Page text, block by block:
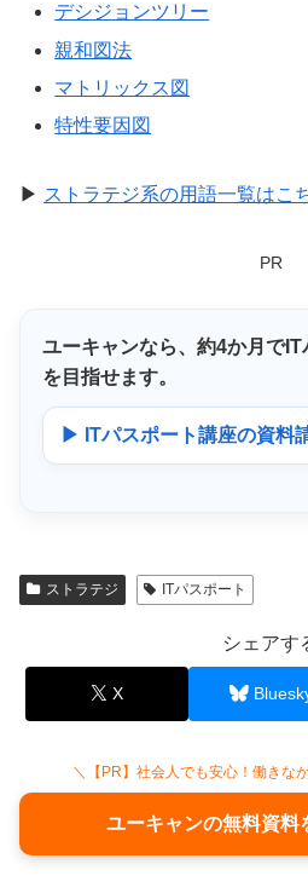
デシジョンツリー
親和図法
マトリックス図
特性要因図
▶ ストラテジ系の用語一覧はこ
PR
ユーキャンなら、 約4か月 でIT
を目指せます。
▶ ITパスポート講座の資料
ストラテジ ITパスポート
シェアす
X
＼【PR】社会人でも安心！働きな
ユーキャンの無料資料